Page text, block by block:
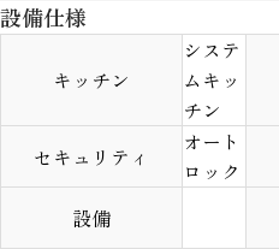
設備仕様
キッチン
システ
ムキッ
チン
セキュリティ
オート
ロック
設備